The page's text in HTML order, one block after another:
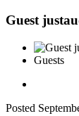
Guest
Guests
Posted